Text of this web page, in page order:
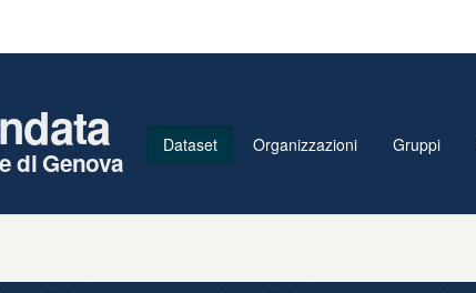
di Genova
Dataset Organizzazioni Gruppi